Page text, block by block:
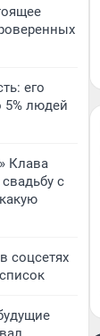
его
5% людей
Клава
с
соцсетях